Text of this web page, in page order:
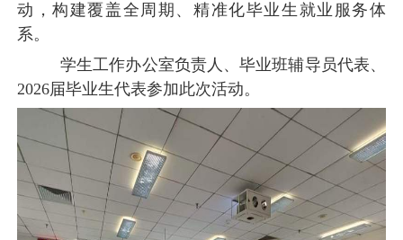
动，构建覆盖全周期、精准化毕业生就业服务体
系。
学生工作办公室负责人、毕业班辅导员代表、
2026届毕业生代表参加此次活动。